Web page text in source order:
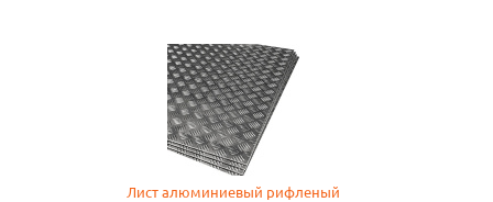
Лист алюминиевый рифленый